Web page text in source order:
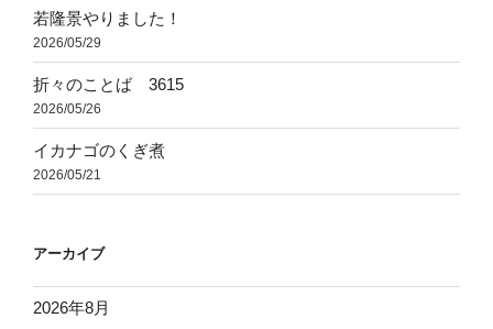
若隆景やりました！
2026/05/29
折々のことば 3615
2026/05/26
イカナゴのくぎ煮
2026/05/21
アーカイブ
2026年8月